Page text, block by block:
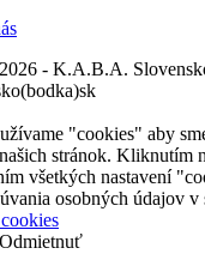
- K.A.B.A.
"cookies" aby
stránok. Kliknutím
všetkých nastavení
osobných údajov v
Odmietnuť